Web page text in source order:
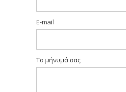
E-mail
Το μήνυμά σας